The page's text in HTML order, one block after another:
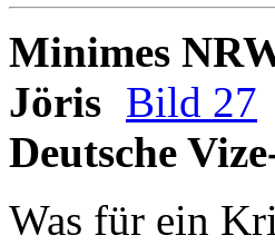
Minimes
Jöris Bild 27
Deutsche
Was für ein